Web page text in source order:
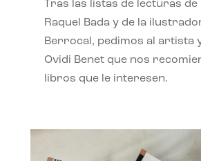
Tras las listas de lecturas
Raquel Bada y de la
Berrocal, pedimos al artista
Ovidi Benet que nos
libros que le interesen.